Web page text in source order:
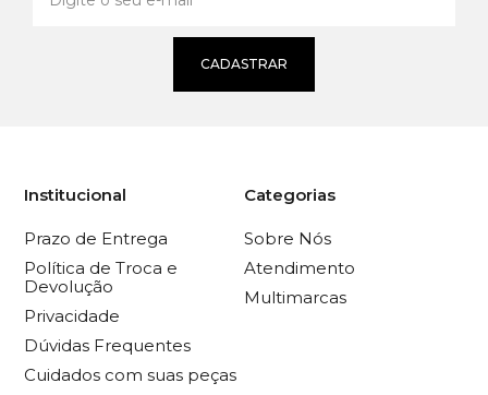
CADASTRAR
Institucional
Prazo de Entrega
Política de Troca e
Devolução
Privacidade
Dúvidas Frequentes
Cuidados com suas peças
Categorias
Sobre Nós
Atendimento
Multimarcas